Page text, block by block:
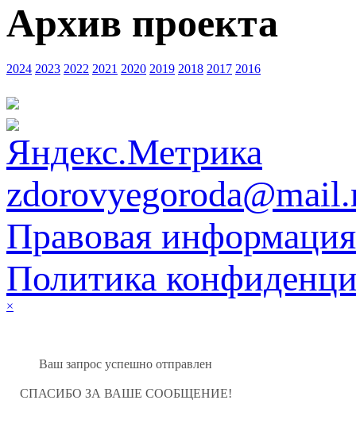
Архив проекта
2024 2023 2022 2021 2020 2019 2018 2017 2016
Правовая информация
Политика
×
Ваш запрос успешно отправлен
СПАСИБО ЗА ВАШЕ СООБЩЕНИЕ!